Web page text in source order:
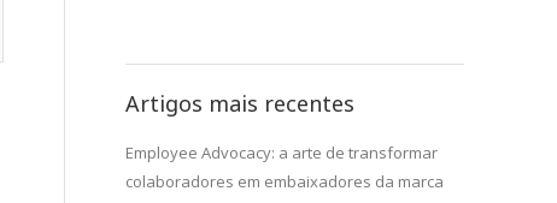
Artigos mais recentes
Employee Advocacy: a arte de transformar
colaboradores em embaixadores da marca